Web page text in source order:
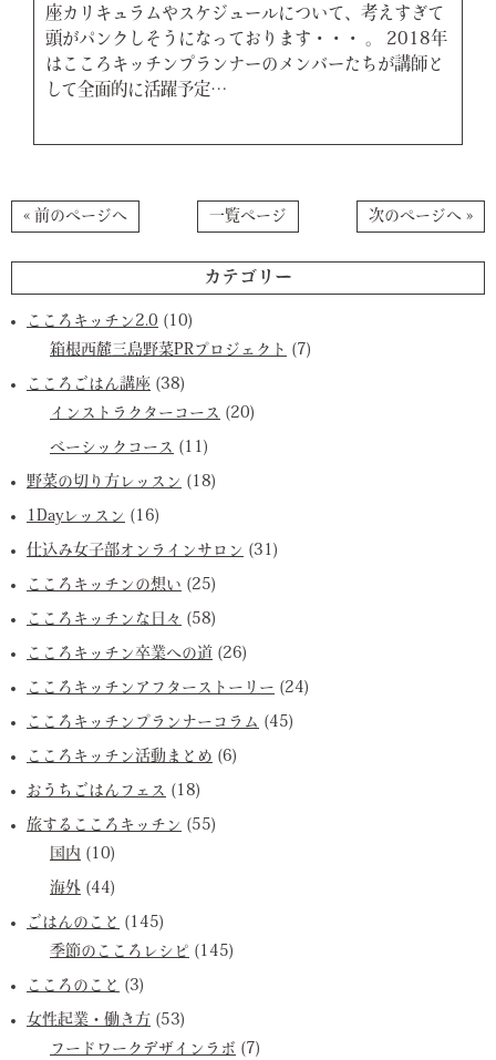
座カリキュラムやスケジュールについて、考えすぎて
頭がパンクしそうになっております・・・ 。 2018年
はこころキッチンプランナーのメンバーたちが講師と
して全面的に活躍予定…
« 前のページへ 一覧ページ 次のページへ »
カテゴリー
こころキッチン2.0 (10)
箱根西麓三島野菜PRプロジェクト (7)
こころごはん講座 (38)
インストラクターコース (20)
ベーシックコース (11)
野菜の切り方レッスン (18)
1Dayレッスン (16)
仕込み女子部オンラインサロン (31)
こころキッチンの想い (25)
こころキッチンな日々 (58)
こころキッチン卒業への道 (26)
こころキッチンアフターストーリー (24)
こころキッチンプランナーコラム (45)
こころキッチン活動まとめ (6)
おうちごはんフェス (18)
旅するこころキッチン (55)
国内 (10)
海外 (44)
ごはんのこと (145)
季節のこころレシピ (145)
こころのこと (3)
女性起業・働き方 (53)
フードワークデザインラボ (7)